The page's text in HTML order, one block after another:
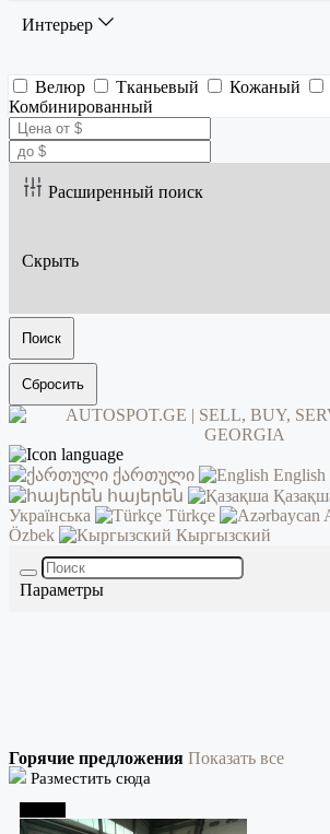
Интерьер
Велюр Тканьевый Кожаный
Комбинированный
Расширенный поиск
Скрыть
Поиск
Сбросить
ქართული English
հայերեն
Українська
Türkçe
Özbek
Кыргызский
Параметры
Горячие предложения Показать все
Разместить сюда